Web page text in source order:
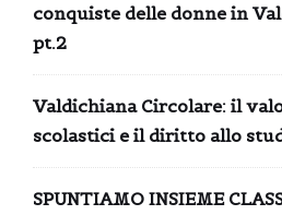
conquiste delle donne in
pt.2
Valdichiana Circolare: il
scolastici e il diritto allo
SPUNTIAMO INSIEME